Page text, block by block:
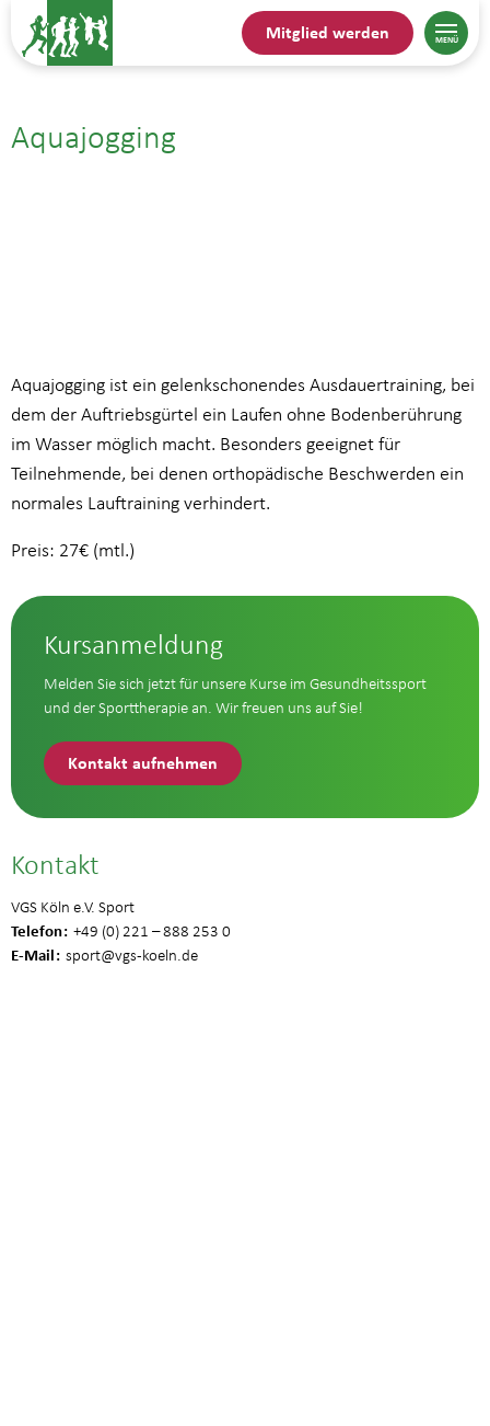
Mitglied werden
Aquajogging
24.09.| 17:15 bis18:00
Aquajogging ist ein gelenkschonendes Ausdauertraining, bei
dem der Auftriebsgürtel ein Laufen ohne Bodenberührung
im Wasser möglich macht. Besonders geeignet für
Teilnehmende, bei denen orthopädische Beschwerden ein
normales Lauftraining verhindert.
Preis: 27€ (mtl.)
Kursanmeldung
Melden Sie sich jetzt für unsere Kurse im Gesundheitssport
und der Sporttherapie an. Wir freuen uns auf Sie!
Kontakt aufnehmen
Kontakt
VGS Köln e.V. Sport
Telefon +49 (0) 221 – 888 253 0
E-Mail sport@vgs-koeln.de